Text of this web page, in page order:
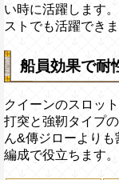
い時に活躍します
ストでも活躍できま
船員効果で耐
クイーンのスロッ
打突と強靭タイプ
ん&傳ジローより
編成で役立ちます。